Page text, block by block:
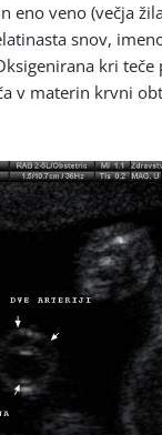
eno veno (večja
snov,
kri teče
v materin krvni